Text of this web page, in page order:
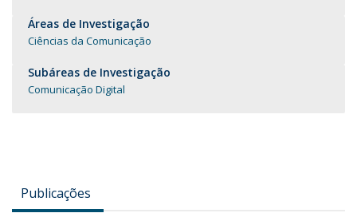
Áreas de Investigação
Ciências da Comunicação
Subáreas de Investigação
Comunicação Digital
Publicações